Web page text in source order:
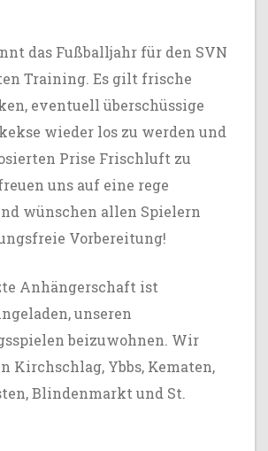
das Fußballjahr für den SVN
Training. Es gilt frische
eventuell überschüssige
wieder los zu werden und
Prise Frischluft zu
uns auf eine rege
wünschen allen Spielern
Vorbereitung!
Anhängerschaft ist
unseren
beizuwohnen. Wir
Kirchschlag, Ybbs, Kematen,
Blindenmarkt und St.